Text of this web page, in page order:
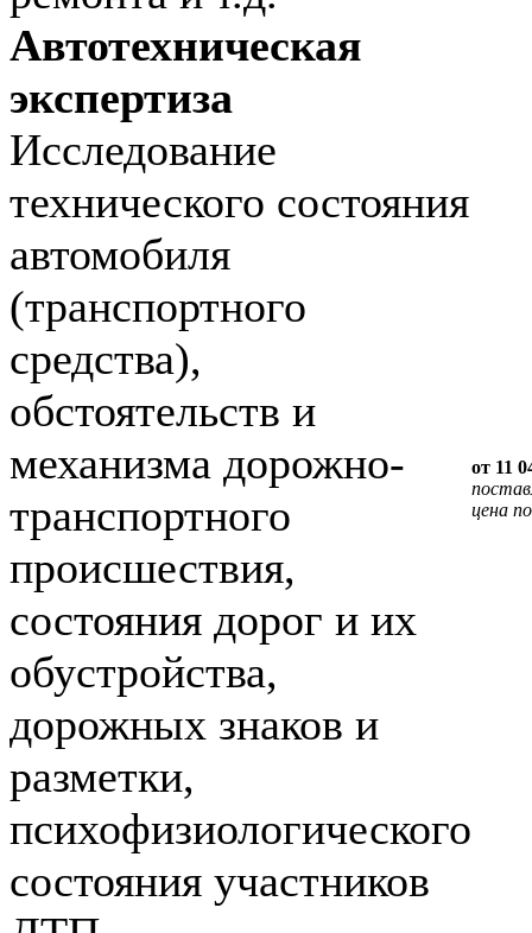
Автотехническая
экспертиза
Исследование
технического состояния
автомобиля
(транспортного
средства),
обстоятельств и
механизма дорожно-
транспортного
происшествия,
состояния дорог и их
обустройства,
дорожных знаков и
разметки,
психофизиологического
состояния участников
от 11
цена